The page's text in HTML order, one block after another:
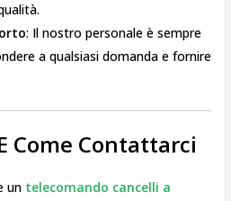
: Il nostro personale è sempre
a qualsiasi domanda e fornire
Come Contattarci
un telecomando cancelli a